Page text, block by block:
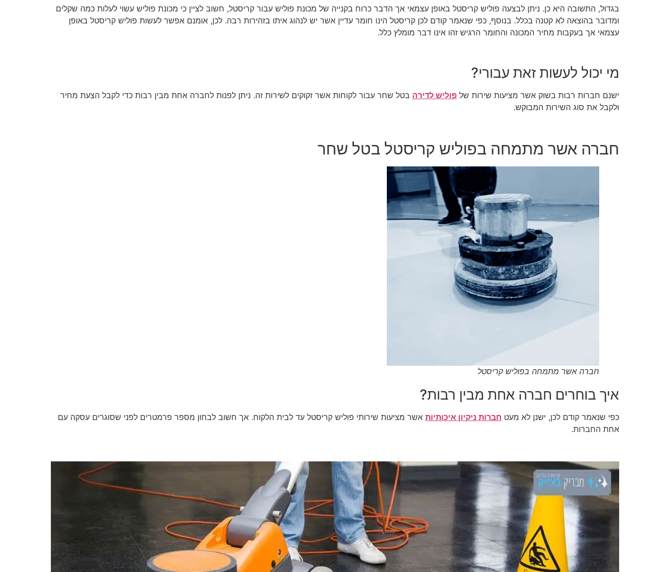
בגדול, התשובה היא כן. ניתן לבצעה פוליש קריסטל באופן עצמאי אך הדבר כרוח בקנייה של מכונת פוליש עבור קריסטל, חשוב לציין כי מכונת פוליש עשוי לעלות כמה שקלים
ומדובר בהוצאה לא קטנה בכלל. בנוסף, כפי שנאמר קודם לכן קריסטל הינו חומר עדיין אשר יש לנהוג איתו בזהירות רבה. לכן, אומנם אפשר לעשות פוליש קריסטל באופן
עצמאי אך בעקבות מחיר המכונה והחומר הרגיש זהו אינו דבר מומלץ כלל.
מי יכול לעשות זאת עבורי?
ישנם חברות רבות בשוק אשר מציעות שירות של פוליש לדירה בטל שחר עבור לקוחות אשר זקוקים לשירות זה. ניתן לפנות לחברה אחת מבין רבות כדי לקבל הצעת מחיר
ולקבל את סוג השירות המבוקש.
חברה אשר מתמחה בפוליש קריסטל בטל שחר
חברה אשר מתמחה בפוליש קריסטל
איך בוחרים חברה אחת מבין רבות?
כפי שנאמר קודם לכן, ישנן לא מעט חברות ניקיון איכותיות אשר מציעות שירותי פוליש קריסטל עד לבית הלקוח. אך חשוב לבחון מספר פרמטרים לפני שסוגרים עסקה עם
אחת החברות.